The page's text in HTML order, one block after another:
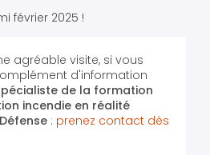
février 2025 !
agréable visite, si vous
d'information
de la formation
incendie en réalité
: prenez contact dès